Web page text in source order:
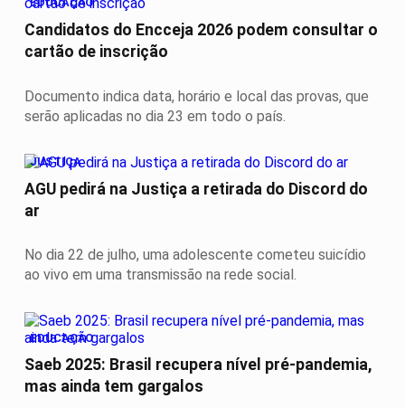
Candidatos do Encceja 2026 podem consultar o
cartão de inscrição
Documento indica data, horário e local das provas, que
serão aplicadas no dia 23 em todo o país.
JUSTIÇA
AGU pedirá na Justiça a retirada do Discord do
ar
No dia 22 de julho, uma adolescente cometeu suicídio
ao vivo em uma transmissão na rede social.
EDUCAÇÃO
Saeb 2025: Brasil recupera nível pré-pandemia,
mas ainda tem gargalos